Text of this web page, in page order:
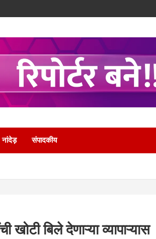
नांदेड़ संपादकीय
खोटी बिले देणाऱ्या व्यापाऱ्यास